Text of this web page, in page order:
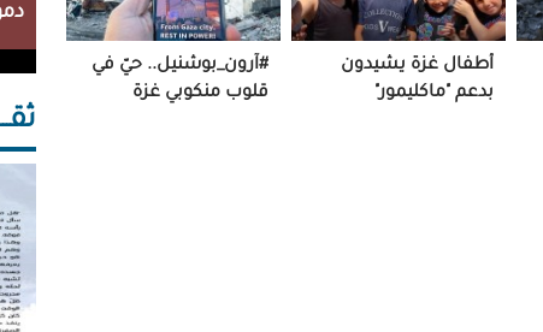
أطفال غزة يشيدون
بدعم "ماكليمور"
#آرون_بوشنيل.. حيّ في
قلوب منكوبي غزة